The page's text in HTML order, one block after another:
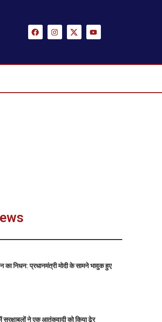
का निधन: प्रधानमंत्री मोदी के सामने भावुक हुए
ने एक आतंकवादी को किया ढेर